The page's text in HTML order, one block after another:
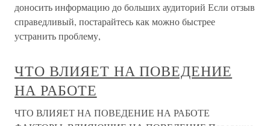
доносить информацию до больших аудиторий Если отзыв
справедливый, постарайтесь как можно быстрее
устранить проблему,
ЧТО ВЛИЯЕТ НА ПОВЕДЕНИЕ
НА РАБОТЕ
ЧТО ВЛИЯЕТ НА ПОВЕДЕНИЕ НА РАБОТЕ